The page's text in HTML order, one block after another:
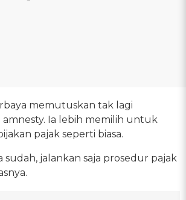
memutuskan tak lagi
Ia lebih memilih untuk
pajak seperti biasa.
sudah, jalankan saja prosedur pajak